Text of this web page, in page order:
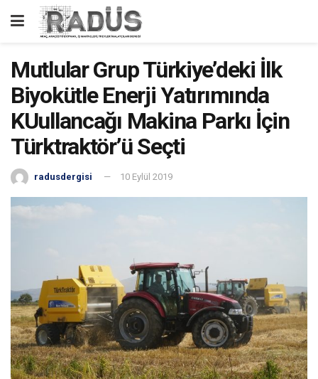
Mutlular Grup Türkiye’deki İlk
Biyokütle Enerji Yatırımında
KUullancağı Makina Parkı İçin
Türktraktör’ü Seçti
radusdergisi 10 Eylül 2019